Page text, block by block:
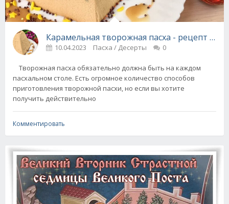
Карамельная творожная пасха - рецепт +
10.04.2023 Пасха / Десерты 0
Творожная пасха обязательно должна быть на каждом
пасхальном столе. Есть огромное количество способов
приготовления творожной пасхи, но если вы хотите
получить действительно
Комментировать